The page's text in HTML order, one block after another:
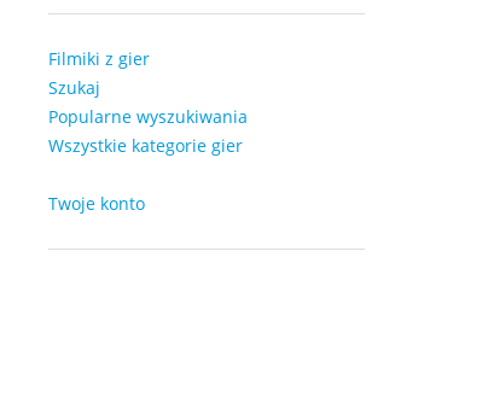
Filmiki z gier
Szukaj
Popularne wyszukiwania
Wszystkie kategorie gier
Twoje konto